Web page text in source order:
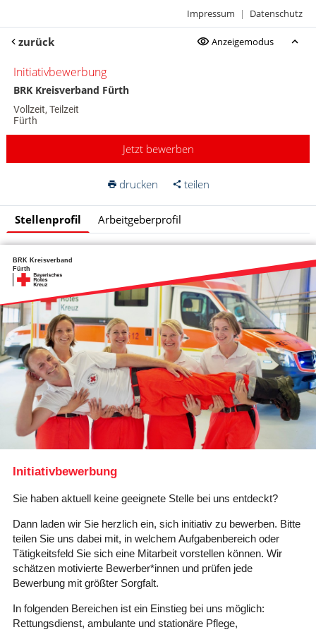
Impressum | Datenschutz
zurück Anzeigemodus
Initiativbewerbung
BRK Kreisverband Fürth
Vollzeit, Teilzeit
Fürth
Jetzt bewerben
drucken teilen
Stellenprofil Arbeitgeberprofil
Karte anzeigen